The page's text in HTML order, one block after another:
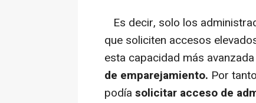
Es decir, solo los
que soliciten accesos
esta capacidad más
de emparejamiento. Por
podía solicitar acceso de